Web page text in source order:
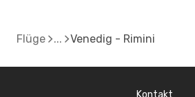
Flüge Venedig - Rimini
Kontakt